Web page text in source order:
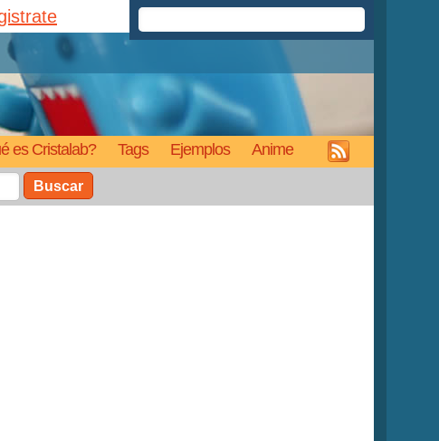
es Cristalab? Tags Ejemplos Anime
Buscar